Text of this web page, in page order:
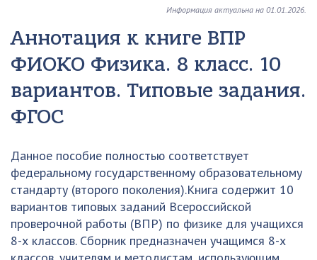
Информация актуальна на 01.01.2026.
Аннотация к книге ВПР
ФИОКО Физика. 8 класс. 10
вариантов. Типовые задания.
ФГОС
Данное пособие полностью соответствует
федеральному государственному образовательному
стандарту (второго поколения).Книга содержит 10
вариантов типовых заданий Всероссийской
проверочной работы (ВПР) по физике для учащихся
8-х классов. Сборник предназначен учащимся 8-х